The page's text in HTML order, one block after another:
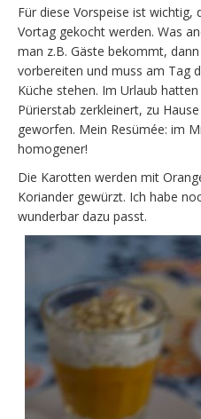
Für diese Vorspeise ist
Vortag gekocht werden. Was
man z.B. Gäste bekommt,
vorbereiten und muss am Tag
Küche stehen. Im Urlaub
Pürierstab zerkleinert, zu
geworfen. Mein Resümée: im
homogener!
Die Karotten werden mit
Koriander gewürzt. Ich habe
wunderbar dazu passt.